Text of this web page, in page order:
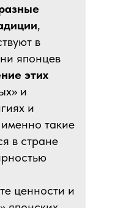
,
в
японцев
этих
и
и
такие
в стране
ценности и